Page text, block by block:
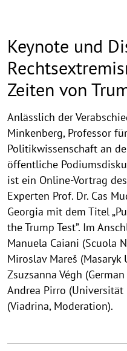
Keynote und
Zeiten von
Anlässlich der
Minkenberg, Professor
Politikwissenschaft an
öffentliche
ist ein Online-Vortrag
Experten Prof. Dr. Cas
Georgia mit dem Titel
the Trump Test”. Im
Manuela Caiani (Scuola
Miroslav Mareš
Zsuzsanna Végh
Andrea Pirro
(Viadrina, Moderation).